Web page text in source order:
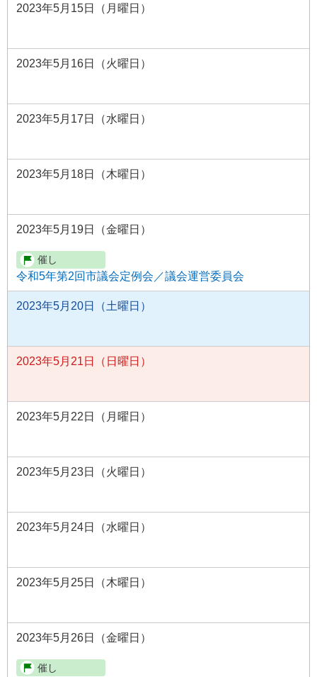
2023年5月15日（月曜日）
2023年5月16日（火曜日）
2023年5月17日（水曜日）
2023年5月18日（木曜日）
2023年5月19日（金曜日）
令和5年第2回市議会定例会／議会運営委員会
2023年5月20日（土曜日）
2023年5月21日（日曜日）
2023年5月22日（月曜日）
2023年5月23日（火曜日）
2023年5月24日（水曜日）
2023年5月25日（木曜日）
2023年5月26日（金曜日）